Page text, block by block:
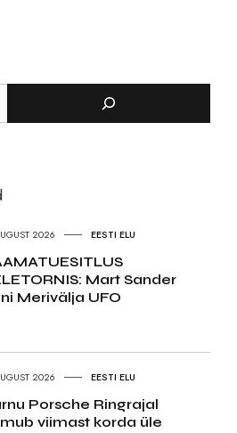
2026 EESTI ELU
Mart Sander
Merivälja UFO
2026 EESTI ELU
Porsche Ringrajal
viimast korda üle